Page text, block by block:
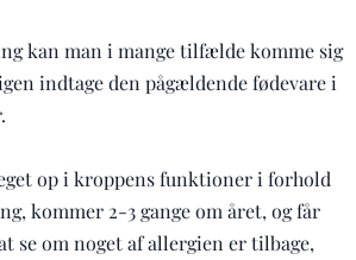
kan man i mange tilfælde komme sig
indtage den pågældende fødevare i
op i kroppens funktioner i forhold
kommer 2-3 gange om året, og får
se om noget af allergien er tilbage,